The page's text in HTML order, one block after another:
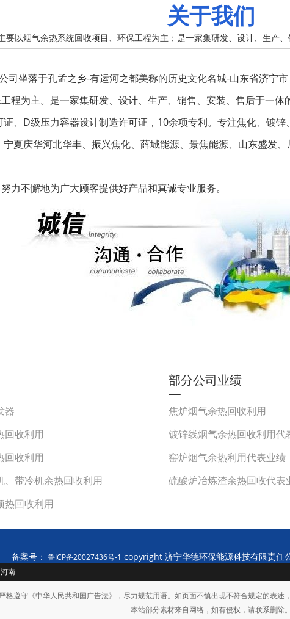
关于我们
要以烟气余热系统回收项目、环保工程为主；是一家集研发、设计、生产
司坐落于孔孟之乡-有运河之都美称的历史文化名城-山东省济宁
程为主。是一家集研发、设计、生产、销售、安装、售后于一体
、D级压力容器设计制造许可证，10余项专利。专注焦化、镀
夏庆华河北华丰、振兴焦化、薛城能源、景焦能源、山东盛发
力不懈地为广大顾客提供好产品和真诚专业服务。
器
回收利用
回收利用
、带冷机余热回收利用
热回收利用
部分公司业绩
焦炉烟气余热回收利用
镀锌线烟气余热回收利用代
窑炉烟气余热利用代表业绩
硫酸炉冶炼渣余热回收代表
备案号： 鲁ICP备20027436号-1 copyright 济宁华德环保能源科技有限责
河南
格遵守《中华人民共和国广告法》，尽力规范用语。如页面不慎出现不符合规定的表
本站部分素材来自网络，如有侵权，请联系删除。